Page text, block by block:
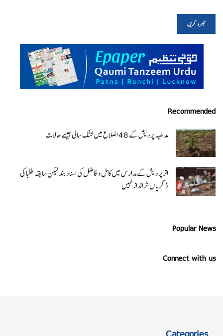
Recommended
مدھیہ پردیش کے 48 اضلاع میں خشک سالی جیسے حالات
اتر پردیش کےمدارس میں کامل و فاضل کی اسناد بند لیکن سابقہ طلبا کی
ڈگریا ں اثرانداز نہیں
Popular News
Connect with us